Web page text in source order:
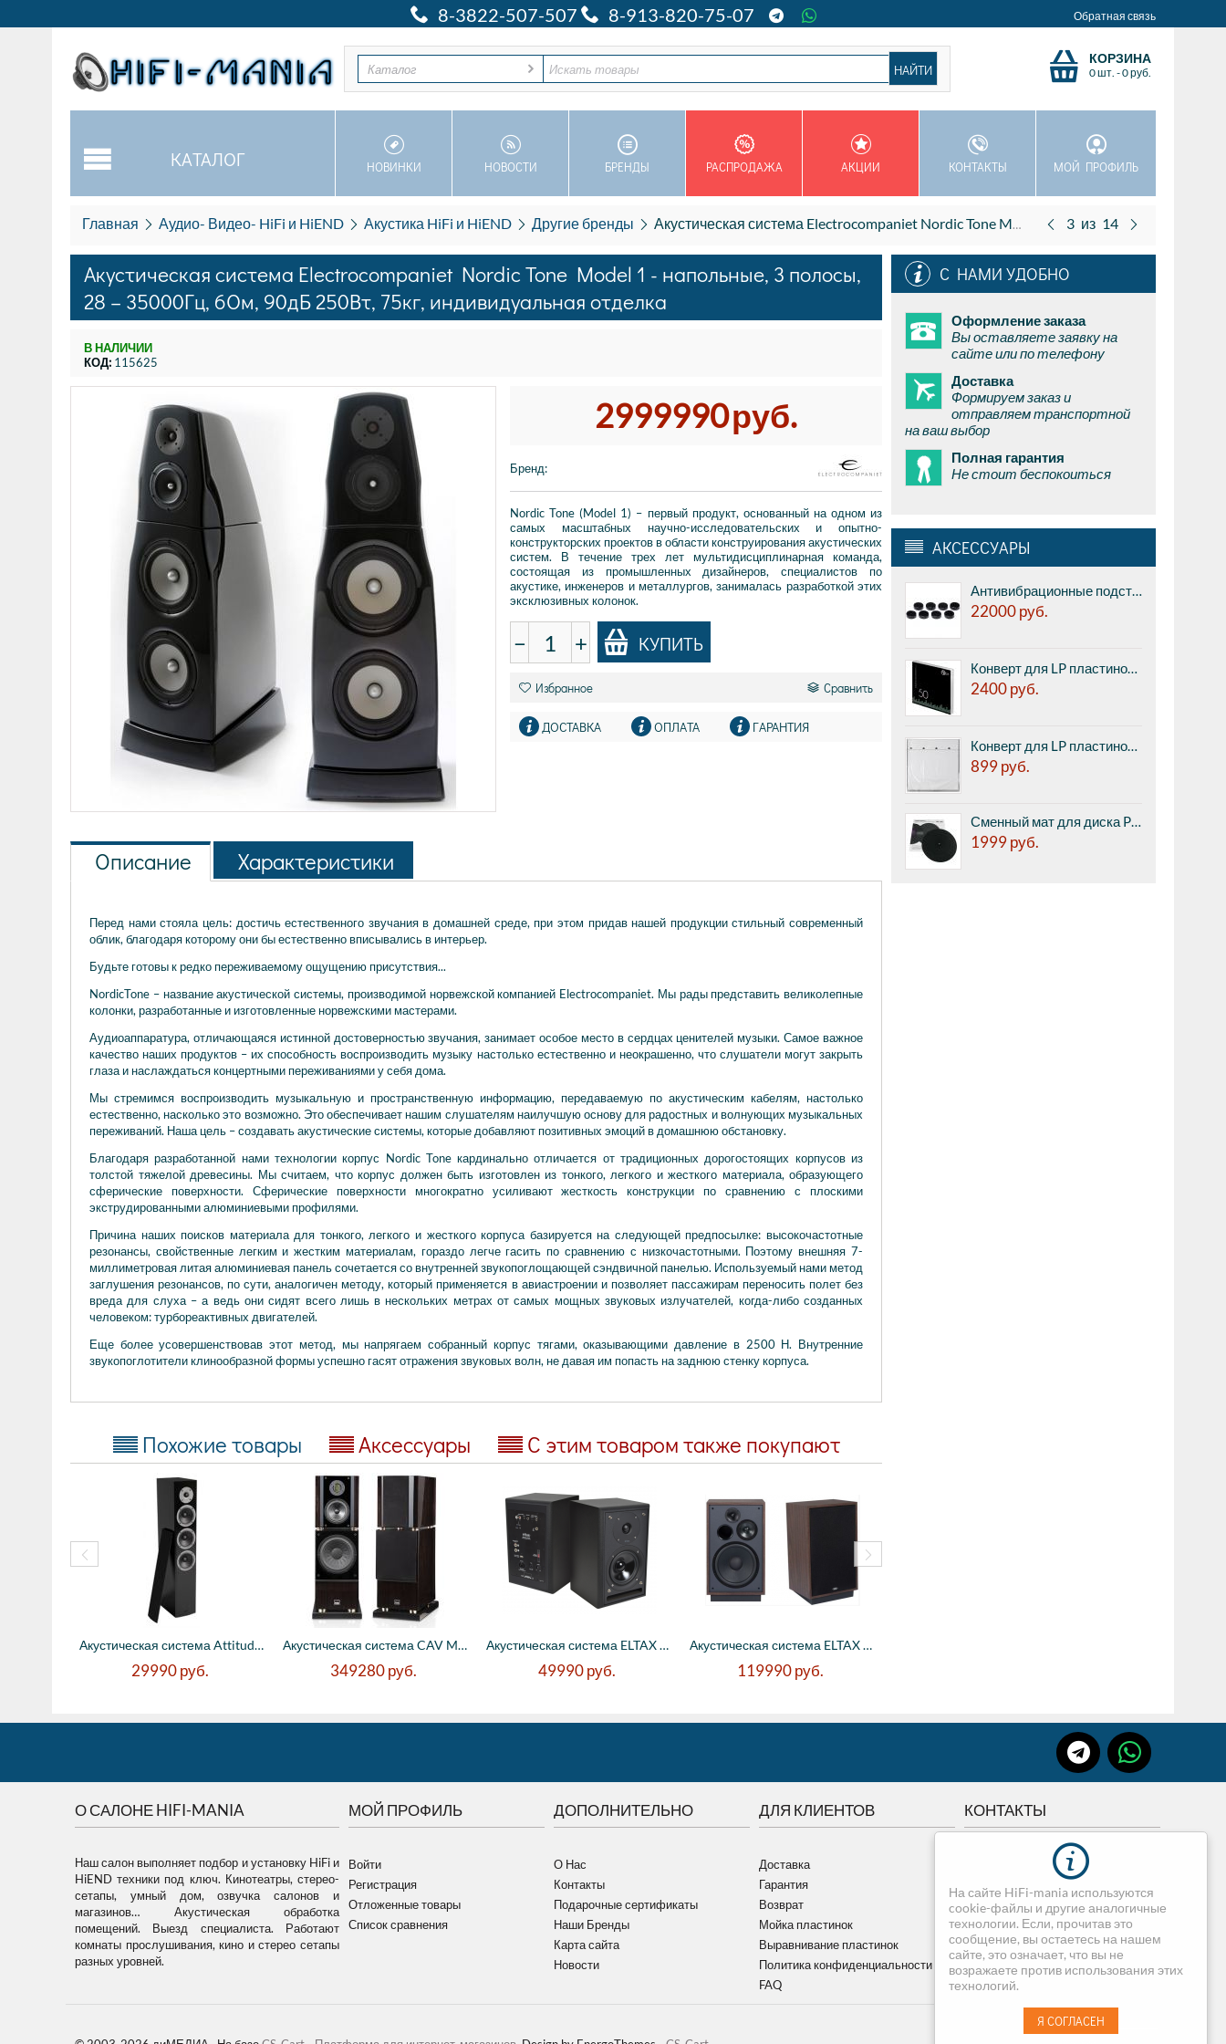
На сайте HiFi-mania используются
cookie-файлы и другие аналогичные
технологии. Если, прочитав это
сообщение, вы остаетесь на нашем
сайте, это означает, что вы не
возражаете против использования этих
технологий.
Я СОГЛАСЕН
8-3822-507-507 8-913-820-75-07 Обратная связь
Каталог
КОРЗИНА
0 шт. -0руб.
КАТАЛОГ НОВИНКИ НОВОСТИ БРЕНДЫ РАСПРОДАЖА АКЦИИ КОНТАКТЫ МОЙ ПРОФИЛЬ
Главная Аудио- Видео- HiFi и HiEND Акустика HiFi и HiEND Другие бренды Акустическая система Electrocompaniet Nordic Tone Model 1 - напольные, 3 полосы, 28 – 35000Гц, 6Ом, 90дБ 250Вт, 75кг, индивидуальная отделка 3 из 14
Акустическая система Electrocompaniet Nordic Tone Model 1 - напольные, 3 полосы,
28 – 35000Гц, 6Ом, 90дБ 250Вт, 75кг, индивидуальная отделка
В НАЛИЧИИ
КОД: 115625
2999990руб.
Бренд:
Nordic Tone (Model 1) – первый продукт, основанный на одном из
самых масштабных научно-исследовательских и опытно-
конструкторских проектов в области конструирования акустических
систем. В течение трех лет мультидисциплинарная команда,
состоящая из промышленных дизайнеров, специалистов по
акустике, инженеров и металлургов, занималась разработкой этих
эксклюзивных колонок.
− + КУПИТЬ
Избранное Сравнить
ДОСТАВКА ОПЛАТА ГАРАНТИЯ
Описание Характеристики
Перед нами стояла цель: достичь естественного звучания в домашней среде, при этом придав нашей продукции стильный современный
облик, благодаря которому они бы естественно вписывались в интерьер.
Будьте готовы к редко переживаемому ощущению присутствия...
NordicTone – название акустической системы, производимой норвежской компанией Electrocompaniet. Мы рады представить великолепные
колонки, разработанные и изготовленные норвежскими мастерами.
Аудиоаппаратура, отличающаяся истинной достоверностью звучания, занимает особое место в сердцах ценителей музыки. Самое важное
качество наших продуктов – их способность воспроизводить музыку настолько естественно и неокрашенно, что слушатели могут закрыть
глаза и наслаждаться концертными переживаниями у себя дома.
Мы стремимся воспроизводить музыкальную и пространственную информацию, передаваемую по акустическим кабелям, настолько
естественно, насколько это возможно. Это обеспечивает нашим слушателям наилучшую основу для радостных и волнующих музыкальных
переживаний. Наша цель – создавать акустические системы, которые добавляют позитивных эмоций в домашнюю обстановку.
Благодаря разработанной нами технологии корпус Nordic Tone кардинально отличается от традиционных дорогостоящих корпусов из
толстой тяжелой древесины. Мы считаем, что корпус должен быть изготовлен из тонкого, легкого и жесткого материала, образующего
сферические поверхности. Сферические поверхности многократно усиливают жесткость конструкции по сравнению с плоскими
экструдированными алюминиевыми профилями.
Причина наших поисков материала для тонкого, легкого и жесткого корпуса базируется на следующей предпосылке: высокочастотные
резонансы, свойственные легким и жестким материалам, гораздо легче гасить по сравнению с низкочастотными. Поэтому внешняя 7-
миллиметровая литая алюминиевая панель сочетается со внутренней звукопоглощающей сэндвичной панелью. Используемый нами метод
заглушения резонансов, по сути, аналогичен методу, который применяется в авиастроении и позволяет пассажирам переносить полет без
вреда для слуха – а ведь они сидят всего лишь в нескольких метрах от самых мощных звуковых излучателей, когда-либо созданных
человеком: турбореактивных двигателей.
Еще более усовершенствовав этот метод, мы напрягаем собранный корпус тягами, оказывающими давление в 2500 Н. Внутренние
звукопоглотители клинообразной формы успешно гасят отражения звуковых волн, не давая им попасть на заднюю стенку корпуса.
Похожие товары Аксессуары С этим товаром также покупают
Акустическая система Attitude напольная, ...
29990 руб.
Акустическая система CAV MD-II - напольна...
349280 руб.
Акустическая система ELTAX Monitor III BT...
49990 руб.
Акустическая система ELTAX Monitor MTR 19...
119990 руб.
С НАМИ УДОБНО
Оформление заказа
Вы оставляете заявку на
сайте или по телефону
Доставка
Формируем заказ и
отправляем транспортной
на ваш выбор
Полная гарантия
Не стоит беспокоиться
АКСЕССУАРЫ
Антивибрационные подставки Acoustic Revive QR-8 Quartz Resonator - кварцевые поглотители резонансов, диаметр 10мм, толщина 3,3 мм, набор из 8 штук.
22000руб.
Конверт для LP пластинок внешний Audio Anatomy Crystal Clear PP 12" Outer Sleeves - прозрачный, 12", 80 микрон, полипропилен, 50шт.
2400руб.
Конверт для LP пластинок внутренний Premiera PK-118PP - для 12", квадратные вкладыши из полиэтилена с запрессованным в полиэтилен листом бумаги с одной стороны (20шт.)
899руб.
Сменный мат для диска Premiera PK-100 - из резины, диаметр 300 мм, толщина 3мм
1999руб.
О САЛОНЕ HIFI-MANIA
Наш салон выполняет подбор и установку HiFi и
HiEND техники под ключ. Кинотеатры, стерео-
сетапы, умный дом, озвучка салонов и
магазинов… Акустическая обработка
помещений. Выезд специалиста. Работают
комнаты прослушивания, кино и стерео сетапы
разных уровней.
МОЙ ПРОФИЛЬ
Войти
Регистрация
Отложенные товары
Список сравнения
ДОПОЛНИТЕЛЬНО
О Нас
Контакты
Подарочные сертификаты
Наши Бренды
Карта сайта
Новости
ДЛЯ КЛИЕНТОВ
Доставка
Гарантия
Возврат
Мойка пластинок
Выравнивание пластинок
Политика конфиденциальности
FAQ
КОНТАКТЫ
г.Томск, Советская 84
+7 3822 507-507
+7 913-820-75-07
dimedia@mail.ru